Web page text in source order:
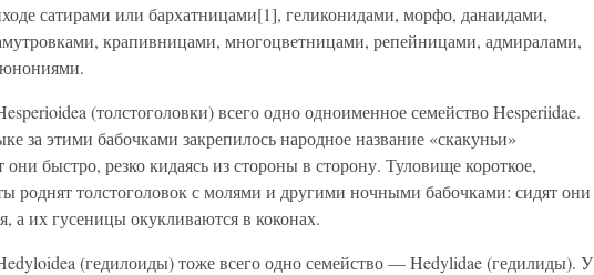
сатирами или бархатницами[1], геликонидами, морфо, данаидами,
крапивницами, многоцветницами, репейницами, адмиралами,
(толстоголовки) всего одно одноименное семейство Hesperiidae.
за этими бабочками закрепилось народное название «скакуньи»
быстро, резко кидаясь из стороны в сторону. Туловище короткое,
роднят толстоголовок с молями и другими ночными бабочками: сидят они
а их гусеницы окукливаются в коконах.
(гедилоиды) тоже всего одно семейство — Hedylidae (гедилиды). У